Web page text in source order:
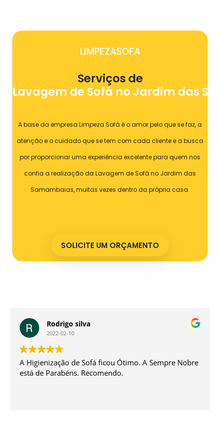
LIMPEZASOFA
Serviços de
Lavagem de Sofá no Jardim das
A base da empresa Limpeza Sofá é o amor pelo que se faz, a
atenção e o cuidado que se tem com cada cliente e a busca
por proporcionar uma experiência excelente para quem nos
confia a realização da Lavagem de Sofá no Jardim das
Samambaias, muitas vezes dentro da própria casa.
SOLICITE UM ORÇAMENTO
Nathan Custodio Ferreira
2022-01-04
A experiência foi sensacional. O atendimento é
excelente tanto para agendamento quanto na